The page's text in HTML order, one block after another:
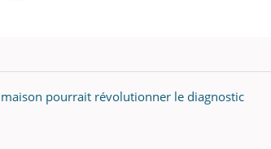
pourrait révolutionner le diagnostic